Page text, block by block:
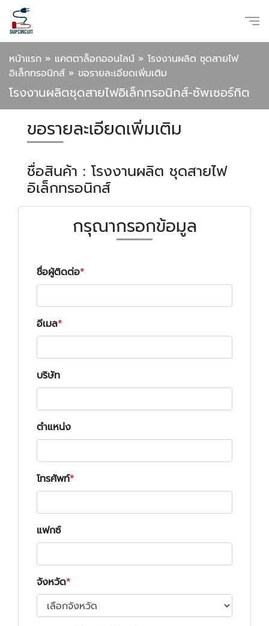
หน้าแรก » แคตตาล็อกออนไลน์ » โรงงานผลิต ชุดสายไฟ
อิเล็กทรอนิกส์ » ขอรายละเอียดเพิ่มเติม
โรงงานผลิตชุดสายไฟอิเล็กทรอนิกส์-ซัพเซอร์กิต
ขอรายละเอียดเพิ่มเติม
ชื่อสินค้า : โรงงานผลิต ชุดสายไฟ
อิเล็กทรอนิกส์
กรุณากรอกข้อมูล
ชื่อผู้ติดต่อ
อีเมล
บริษัท
ตำแหน่ง
โทรศัพท์
แฟกซ์
จังหวัด